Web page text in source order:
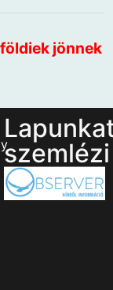
szemlézi